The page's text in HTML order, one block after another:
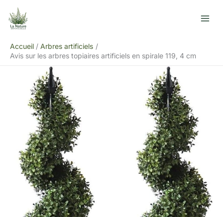
contenu
Accueil
Arbres artificiels
Avis sur les arbres topiaires artificiels en spirale 119, 4 cm
e
h